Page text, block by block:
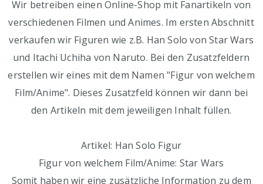
Wir betreiben einen Online-Shop mit Fanartikeln von
verschiedenen Filmen und Animes. Im ersten Abschnitt
verkaufen wir Figuren wie z.B. Han Solo von Star Wars
und Itachi Uchiha von Naruto. Bei den Zusatzfeldern
erstellen wir eines mit dem Namen "Figur von welchem
Film/Anime". Dieses Zusatzfeld können wir dann bei
den Artikeln mit dem jeweiligen Inhalt füllen.
Artikel: Han Solo Figur
Figur von welchem Film/Anime: Star Wars
Somit haben wir eine zusätzliche Information zu dem